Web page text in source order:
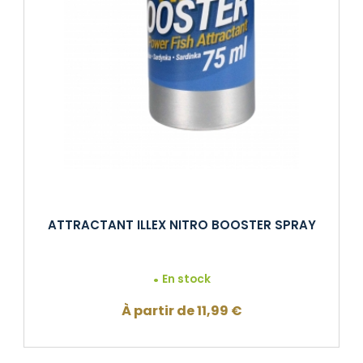
ATTRACTANT ILLEX NITRO BOOSTER SPRAY
En stock
À partir de11,99 €